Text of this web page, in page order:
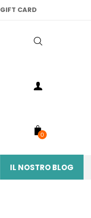
GIFT CARD
0
IL NOSTRO BLOG